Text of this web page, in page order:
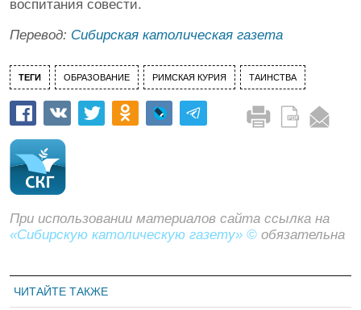
воспитания совести.
Перевод: Сибирская католическая газета
ТЕГИ ОБРАЗОВАНИЕ РИМСКАЯ КУРИЯ ТАИНСТВА
При использовании материалов сайта ссылка на
«Сибирскую католическую газету» © обязательна
ЧИТАЙТЕ ТАКЖЕ